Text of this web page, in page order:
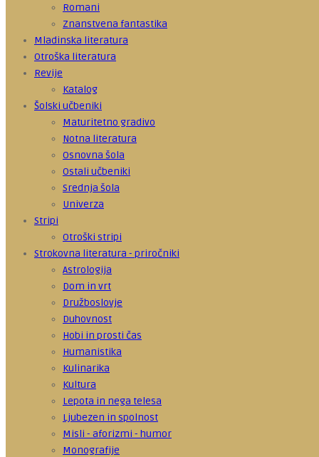
Romani
Znanstvena fantastika
Mladinska literatura
Otroška literatura
Revije
Katalog
Šolski učbeniki
Maturitetno gradivo
Notna literatura
Osnovna šola
Ostali učbeniki
Srednja šola
Univerza
Stripi
Otroški stripi
Strokovna literatura - priročniki
Astrologija
Dom in vrt
Družboslovje
Duhovnost
Hobi in prosti čas
Humanistika
Kulinarika
Kultura
Lepota in nega telesa
Ljubezen in spolnost
Misli - aforizmi - humor
Monografije